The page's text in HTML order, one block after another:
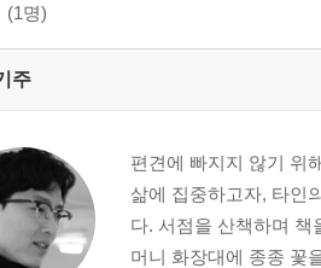
리는 길
과 그렇지 않은 것
막 날
을 연결하는 끈
愛之欲其生)
지 않는 꽃
(1명)
주
편견에 빠지지 않기 위
삶에 집중하고자, 타인
다. 서점을 산책하며 책
머니 화장대에 종종 꽃